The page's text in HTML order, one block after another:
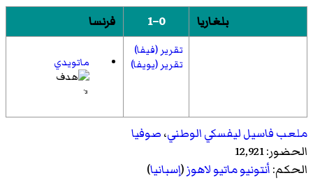
بلغاريا
0–1 فرنسا
تقرير (فيفا)
تقرير (يويفا)
ماتويدي
3'
ملعب فاسيل ليفسكي الوطني،صوفيا
الحضور: 12,921
الحكم:أنتونيو ماتيو لاهوز(إسبانيا)